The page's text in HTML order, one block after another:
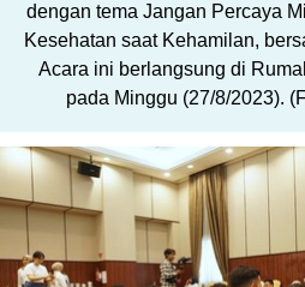
dengan tema Jangan Percaya
Kesehatan saat Kehamilan,
Acara ini berlangsung di
pada Minggu (27/8/2023).